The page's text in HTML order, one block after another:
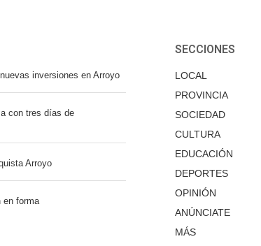
inversiones en Arroyo
con tres días de
Arroyo
en forma
SECCIONES
LOCAL
PROVINCIA
SOCIEDAD
CULTURA
EDUCACIÓN
DEPORTES
OPINIÓN
ANÚNCIATE
MÁS